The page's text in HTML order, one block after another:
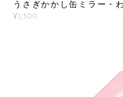
うさぎかかし缶ミラー・
¥1,500